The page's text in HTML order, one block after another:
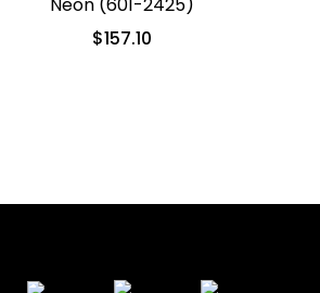
Neon (601-2425)
$157.10